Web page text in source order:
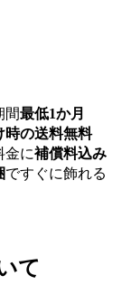
間最低1か月
時の送料無料
金に補償料込み
ですぐに飾れる
て